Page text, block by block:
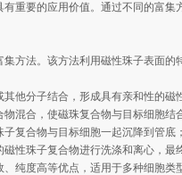
重要的应用价值。通过不同的富
方法。该方法利用磁性珠子表面
他分子结合，形成具有亲和性的磁
混合，使磁珠复合物与目标细胞结
复合物与目标细胞一起沉降到管底
性珠子复合物进行洗涤和离心，最
纯度高等优点，适用于多种细胞类